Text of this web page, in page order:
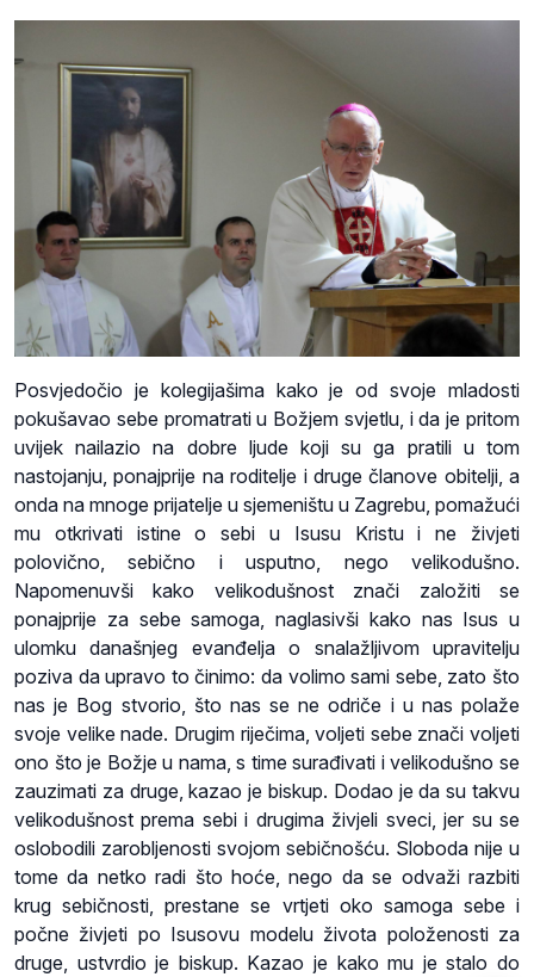
Posvjedočio je kolegijašima kako je od svoje mladosti
pokušavao sebe promatrati u Božjem svjetlu, i da je pritom
uvijek nailazio na dobre ljude koji su ga pratili u tom
nastojanju, ponajprije na roditelje i druge članove obitelji, a
onda na mnoge prijatelje u sjemeništu u Zagrebu, pomažući
mu otkrivati istine o sebi u Isusu Kristu i ne živjeti
polovično, sebično i usputno, nego velikodušno.
Napomenuvši kako velikodušnost znači založiti se
ponajprije za sebe samoga, naglasivši kako nas Isus u
ulomku današnjeg evanđelja o snalažljivom upravitelju
poziva da upravo to činimo: da volimo sami sebe, zato što
nas je Bog stvorio, što nas se ne odriče i u nas polaže
svoje velike nade. Drugim riječima, voljeti sebe znači voljeti
ono što je Božje u nama, s time surađivati i velikodušno se
zauzimati za druge, kazao je biskup. Dodao je da su takvu
velikodušnost prema sebi i drugima živjeli sveci, jer su se
oslobodili zarobljenosti svojom sebičnošću. Sloboda nije u
tome da netko radi što hoće, nego da se odvaži razbiti
krug sebičnosti, prestane se vrtjeti oko samoga sebe i
počne živjeti po Isusovu modelu života položenosti za
druge, ustvrdio je biskup. Kazao je kako mu je stalo do